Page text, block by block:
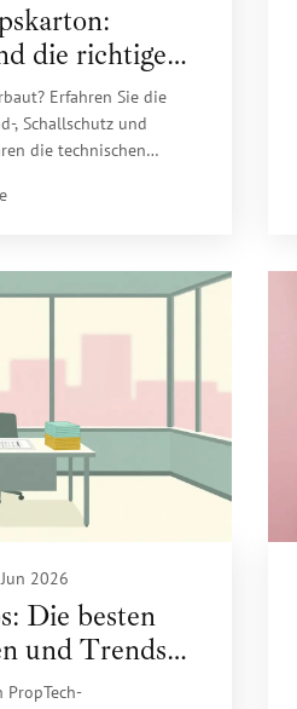
die richtige
Erfahren Sie die
, Schallschutz und
die technischen
2026
Die besten
und Trends
PropTech-